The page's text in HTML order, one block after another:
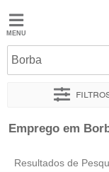
Jobted
Empregos
Salários
Borba
Ordenar por
Emprego em
Resultados de